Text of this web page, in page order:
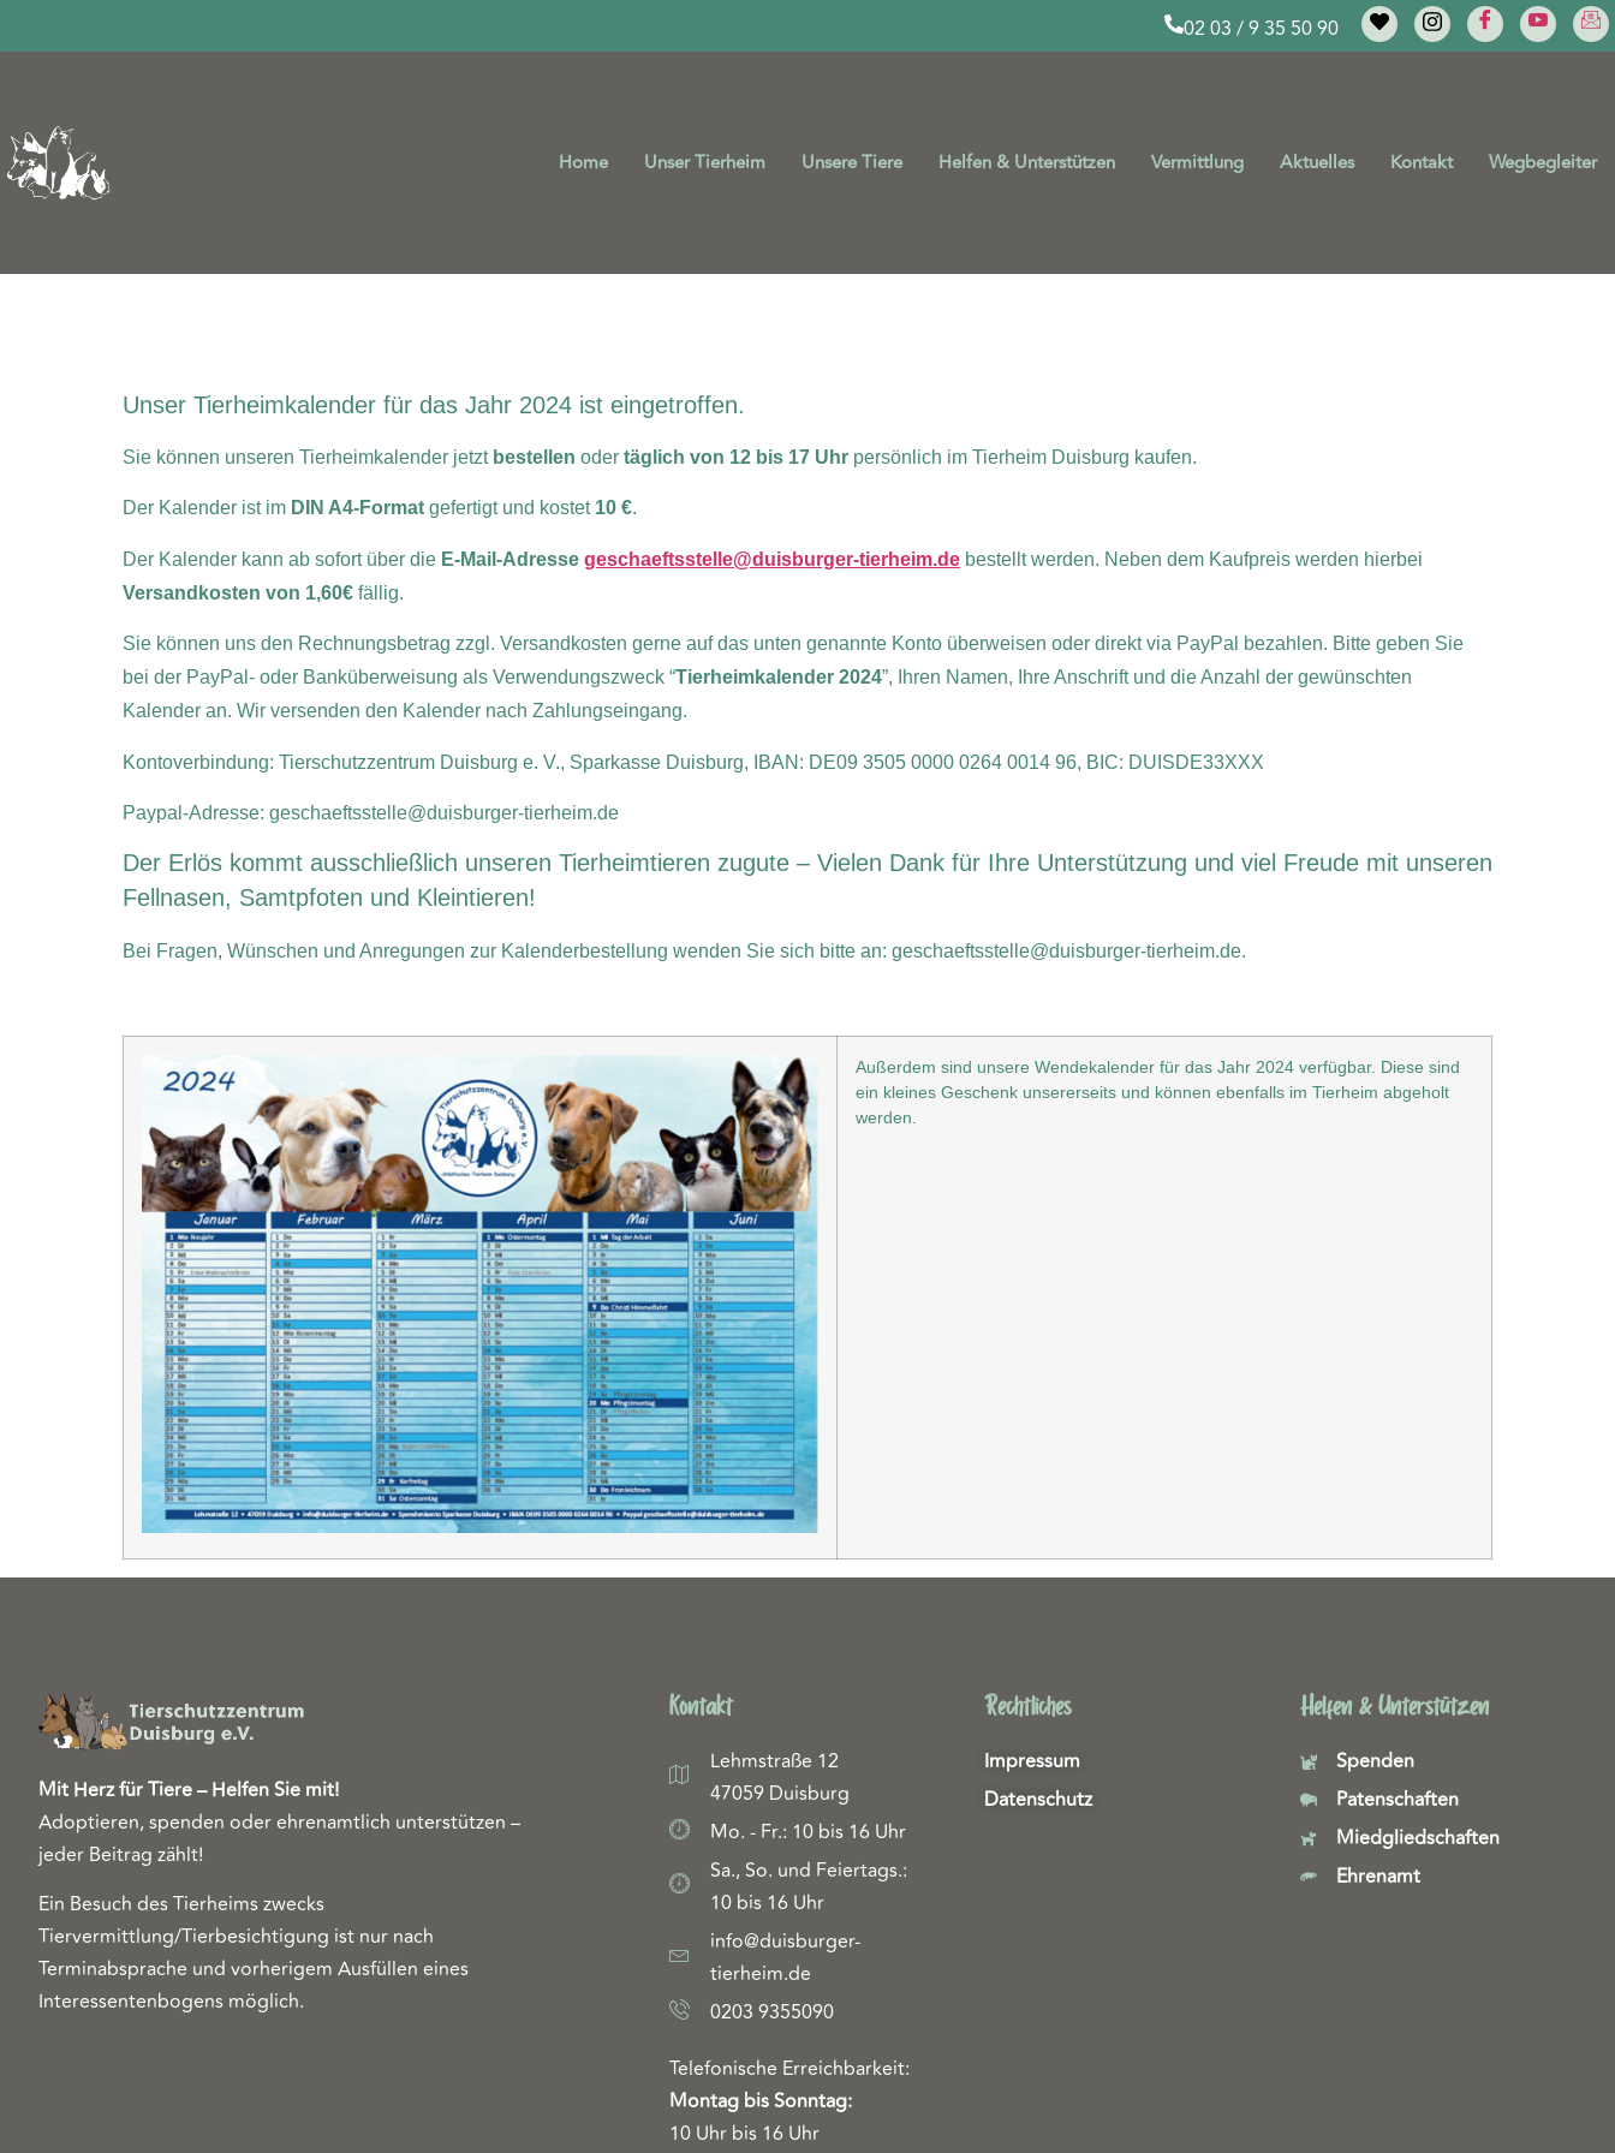
02 03 / 9 35 50 90
Home Unser Tierheim Unsere Tiere Helfen & Unterstützen Vermittlung Aktuelles Kontakt Wegbegleiter
Unser Tierheimkalender für das Jahr 2024 ist eingetroffen.
Sie können unseren Tierheimkalender jetzt bestellen oder täglich von 12 bis 17 Uhr persönlich im Tierheim Duisburg kaufen.
Der Kalender ist im DIN A4-Format gefertigt und kostet 10 €.
Der Kalender kann ab sofort über die E-Mail-Adresse geschaeftsstelle@duisburger-tierheim.de bestellt werden. Neben dem Kaufpreis werden hierbei
Versandkosten von 1,60€ fällig.
Sie können uns den Rechnungsbetrag zzgl. Versandkosten gerne auf das unten genannte Konto überweisen oder direkt via PayPal bezahlen. Bitte geben Sie
bei der PayPal- oder Banküberweisung als Verwendungszweck “Tierheimkalender 2024”, Ihren Namen, Ihre Anschrift und die Anzahl der gewünschten
Kalender an. Wir versenden den Kalender nach Zahlungseingang.
Kontoverbindung: Tierschutzzentrum Duisburg e. V., Sparkasse Duisburg, IBAN: DE09 3505 0000 0264 0014 96, BIC: DUISDE33XXX
Paypal-Adresse: geschaeftsstelle@duisburger-tierheim.de
Der Erlös kommt ausschließlich unseren Tierheimtieren zugute – Vielen Dank für Ihre Unterstützung und viel Freude mit unseren
Fellnasen, Samtpfoten und Kleintieren!
Bei Fragen, Wünschen und Anregungen zur Kalenderbestellung wenden Sie sich bitte an: geschaeftsstelle@duisburger-tierheim.de.
Außerdem sind unsere Wendekalender für das Jahr 2024 verfügbar. Diese sind
ein kleines Geschenk unsererseits und können ebenfalls im Tierheim abgeholt
werden.
Mit Herz für Tiere – Helfen Sie mit!
Adoptieren, spenden oder ehrenamtlich unterstützen –
jeder Beitrag zählt!
Ein Besuch des Tierheims zwecks
Tiervermittlung/Tierbesichtigung ist nur nach
Terminabsprache und vorherigem Ausfüllen eines
Interessentenbogens möglich.
Kontakt
Lehmstraße 12
47059 Duisburg
Mo. - Fr.: 10 bis 16 Uhr
Sa., So. und Feiertags.:
10 bis 16 Uhr
info@duisburger-
tierheim.de
0203 9355090
Telefonische Erreichbarkeit:
Montag bis Sonntag:
10 Uhr bis 16 Uhr
Rechtliches
Impressum
Datenschutz
Helfen & Unterstützen
Spenden
Patenschaften
Miedgliedschaften
Ehrenamt